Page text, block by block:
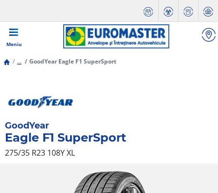
Meniu
... GoodYear Eagle F1 SuperSport
GoodYear
Eagle F1 SuperSport
275/35 R23 108YXL